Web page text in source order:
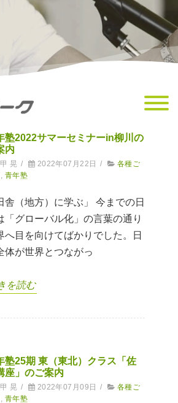
塾2022サマーセミナーin柳川の
内
甲 晃 / 2022年07月22日 /
各種ご
青年塾
舎（地方）に学ぶ」 今までの日
「グローバル化」の言葉の通り
へ目を向けてばかりでした。日
体が世界とつながっ
を読む
塾25期 東（東北）クラス「佐
座」のご案内
甲 晃 / 2022年07月09日 /
各種ご
青年塾